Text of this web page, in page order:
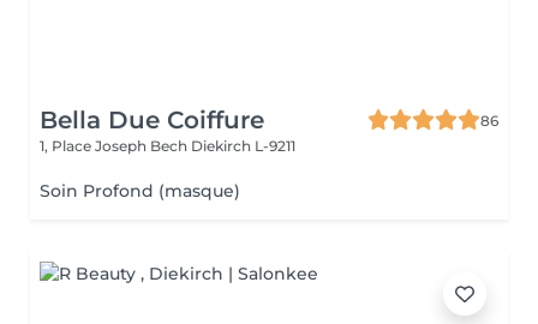
Bella Due Coiffure
86
1, Place Joseph Bech Diekirch L-9211
Soin Profond (masque)